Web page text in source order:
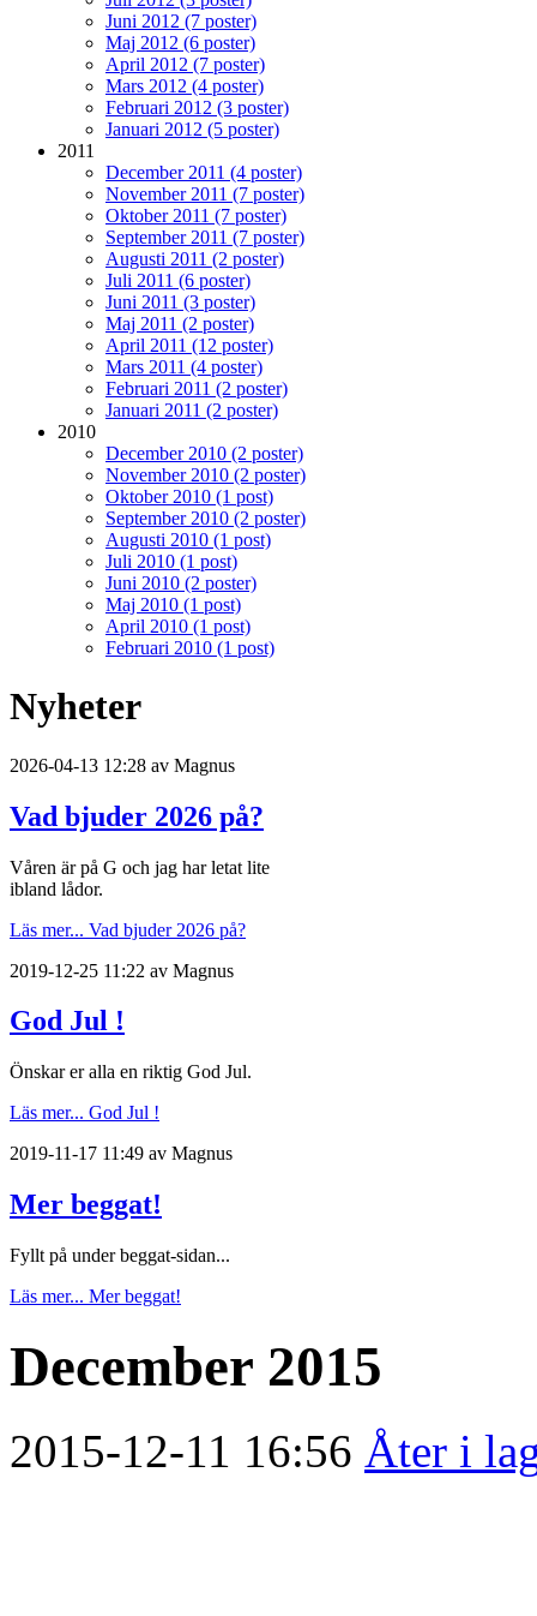
Juni 2012 (7 poster)
Maj 2012 (6 poster)
April 2012 (7 poster)
Mars 2012 (4 poster)
Februari 2012 (3 poster)
Januari 2012 (5 poster)
2011
December 2011 (4 poster)
November 2011 (7 poster)
Oktober 2011 (7 poster)
September 2011 (7 poster)
Augusti 2011 (2 poster)
Juli 2011 (6 poster)
Juni 2011 (3 poster)
Maj 2011 (2 poster)
April 2011 (12 poster)
Mars 2011 (4 poster)
Februari 2011 (2 poster)
Januari 2011 (2 poster)
2010
December 2010 (2 poster)
November 2010 (2 poster)
Oktober 2010 (1 post)
September 2010 (2 poster)
Augusti 2010 (1 post)
Juli 2010 (1 post)
Juni 2010 (2 poster)
Maj 2010 (1 post)
April 2010 (1 post)
Februari 2010 (1 post)
Nyheter
2026-04-13 12:28 av Magnus
Vad bjuder 2026 på?
Våren är på G och jag har letat lite
ibland lådor.
Läs mer... Vad bjuder 2026 på?
2019-12-25 11:22 av Magnus
God Jul !
Önskar er alla en riktig God Jul.
Läs mer... God Jul !
2019-11-17 11:49 av Magnus
Mer beggat!
Fyllt på under beggat-sidan...
Läs mer... Mer beggat!
December 2015
2015-12-11 16:56 Åter i